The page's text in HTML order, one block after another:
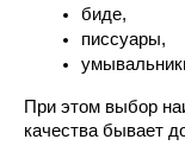
биде,
писсуары,
При этом выбор
качества бывает